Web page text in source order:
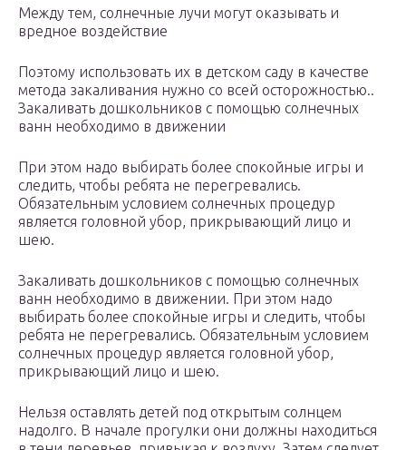
Между тем, солнечные лучи могут оказывать и
вредное воздействие
Поэтому использовать их в детском саду в качестве
метода закаливания нужно со всей осторожностью..
Закаливать дошкольников с помощью солнечных
ванн необходимо в движении
При этом надо выбирать более спокойные игры и
следить, чтобы ребята не перегревались.
Обязательным условием солнечных процедур
является головной убор, прикрывающий лицо и
шею.
Закаливать дошкольников с помощью солнечных
ванн необходимо в движении. При этом надо
выбирать более спокойные игры и следить, чтобы
ребята не перегревались. Обязательным условием
солнечных процедур является головной убор,
прикрывающий лицо и шею.
Нельзя оставлять детей под открытым солнцем
надолго. В начале прогулки они должны находиться